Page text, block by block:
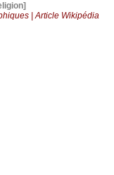
| Article Wikipédia